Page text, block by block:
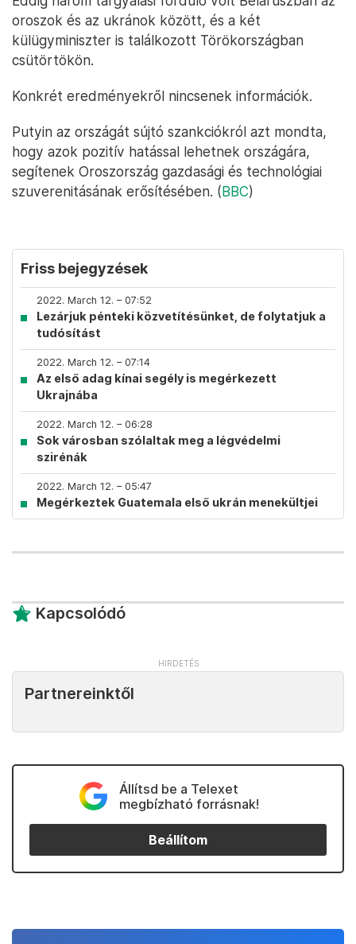
oroszok és az ukránok között, és a két
külügyminiszter is találkozott Törökországban
csütörtökön.
Konkrét eredményekről nincsenek információk.
Putyin az országát sújtó szankciókról azt mondta,
hogy azok pozitív hatással lehetnek országára,
segítenek Oroszország gazdasági és technológiai
szuverenitásának erősítésében. (BBC)
Friss bejegyzések
2022. March 12. – 07:52
Lezárjuk pénteki közvetítésünket, de folytatjuk a
tudósítást
2022. March 12. – 07:14
Az első adag kínai segély is megérkezett
Ukrajnába
2022. March 12. – 06:28
Sok városban szólaltak meg a légvédelmi
szirénák
2022. March 12. – 05:47
Megérkeztek Guatemala első ukrán menekültjei
Kapcsolódó
Partnereinktől
Állítsd be a Telexet
megbízható forrásnak!
Beállítom